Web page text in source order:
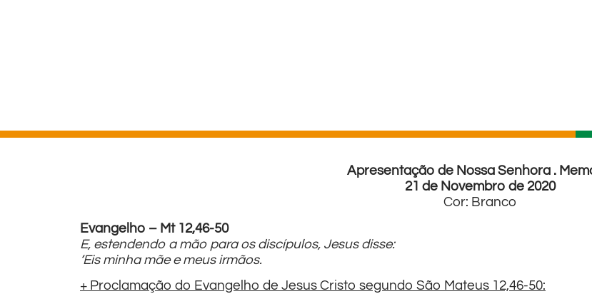
Apresentação de Nossa Senhora .
21 de Novembro de 2020
Cor: Branco
Evangelho – Mt 12,46-50
E, estendendo a mão para os discípulos, Jesus disse:
‘Eis minha mãe e meus irmãos.
+ Proclamação do Evangelho de Jesus Cristo segundo São Mateus 12,46-50: